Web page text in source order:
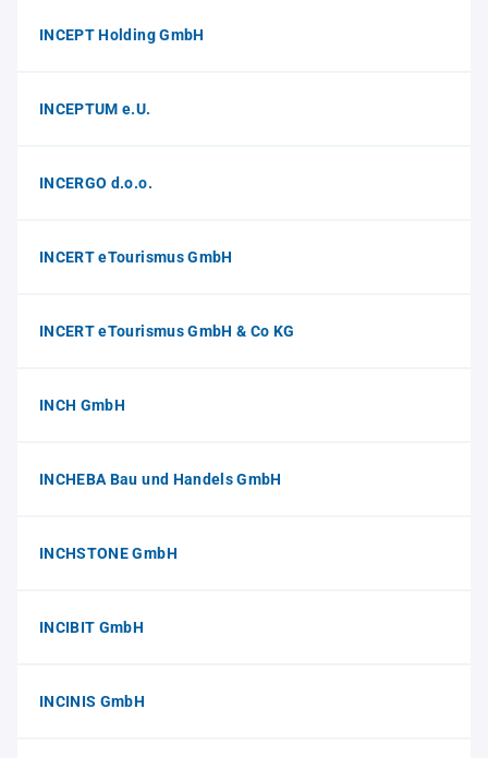
INCEPT Holding GmbH
INCEPTUM e.U.
INCERGO d.o.o.
INCERT eTourismus GmbH
INCERT eTourismus GmbH & Co KG
INCH GmbH
INCHEBA Bau und Handels GmbH
INCHSTONE GmbH
INCIBIT GmbH
INCINIS GmbH